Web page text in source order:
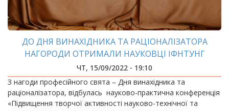
ДО ДНЯ ВИНАХІДНИКА ТА РАЦІОНАЛІЗАТОРА
НАГОРОДИ ОТРИМАЛИ НАУКОВЦІ ІФНТУНГ
ЧТ, 15/09/2022 - 19:10
З нагоди професійного свята – Дня винахідника та
раціоналізатора, відбулась науково-практична конференція
«Підвищення творчої активності науково-технічної та